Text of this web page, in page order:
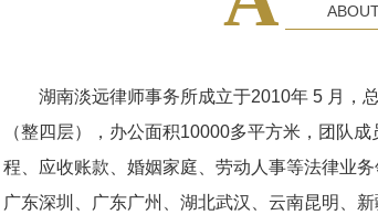
湖南淡远律师事务所成立于2010年 5 月，
（整四层），办公面积10000多平方米，团队
程、应收账款、婚姻家庭、劳动人事等法律业
广东深圳、广东广州、湖北武汉、云南昆明、